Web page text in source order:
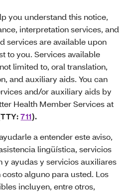
you understand this notice,
interpretation services, and
services are available upon
to you. Services available
limited to, oral translation,
and auxiliary aids. You can
and/or auxiliary aids by
Health Member Services at
711).
a entender este aviso,
lingüística, servicios
y ayudas y servicios auxiliares
alguno para usted. Los
incluyen, entre otros,